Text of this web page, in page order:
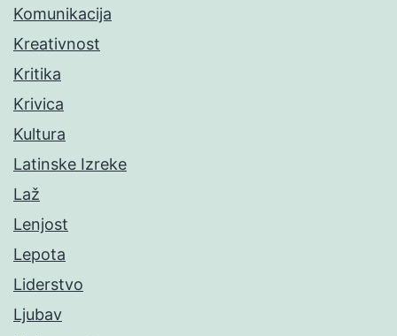
Komunikacija
Kreativnost
Kritika
Krivica
Kultura
Latinske Izreke
Laž
Lenjost
Lepota
Liderstvo
Ljubav